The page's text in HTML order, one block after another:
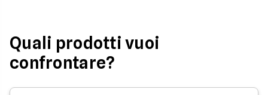
Quali prodotti vuoi
confrontare?